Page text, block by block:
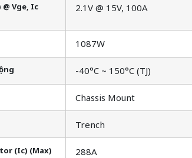
Vge, Ic 2.1V @ 15V, 100A
1087W
-40°C ~ 150°C (TJ)
Chassis Mount
Trench
(Ic) (Max) 288A